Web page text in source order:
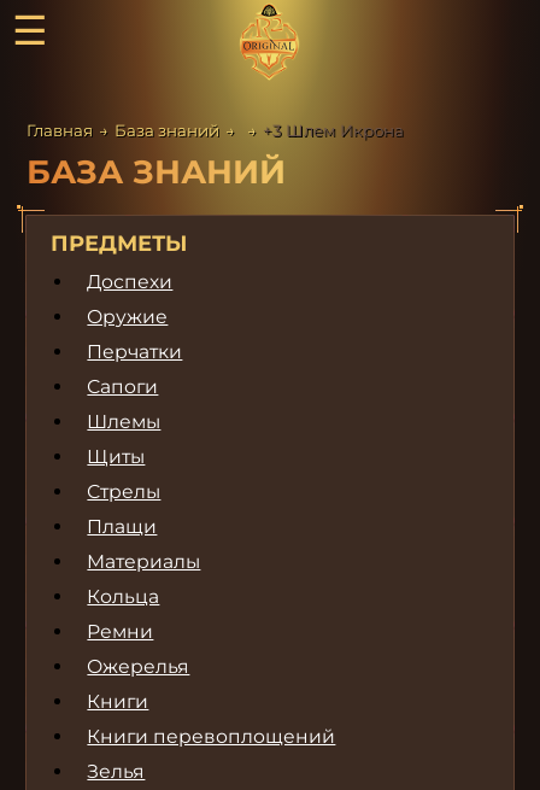
☰
Главная → База знаний → → +3 Шлем Икрона
БАЗА ЗНАНИЙ
ПРЕДМЕТЫ
Доспехи
Оружие
Перчатки
Сапоги
Шлемы
Щиты
Стрелы
Плащи
Материалы
Кольца
Ремни
Ожерелья
Книги
Книги перевоплощений
Зелья